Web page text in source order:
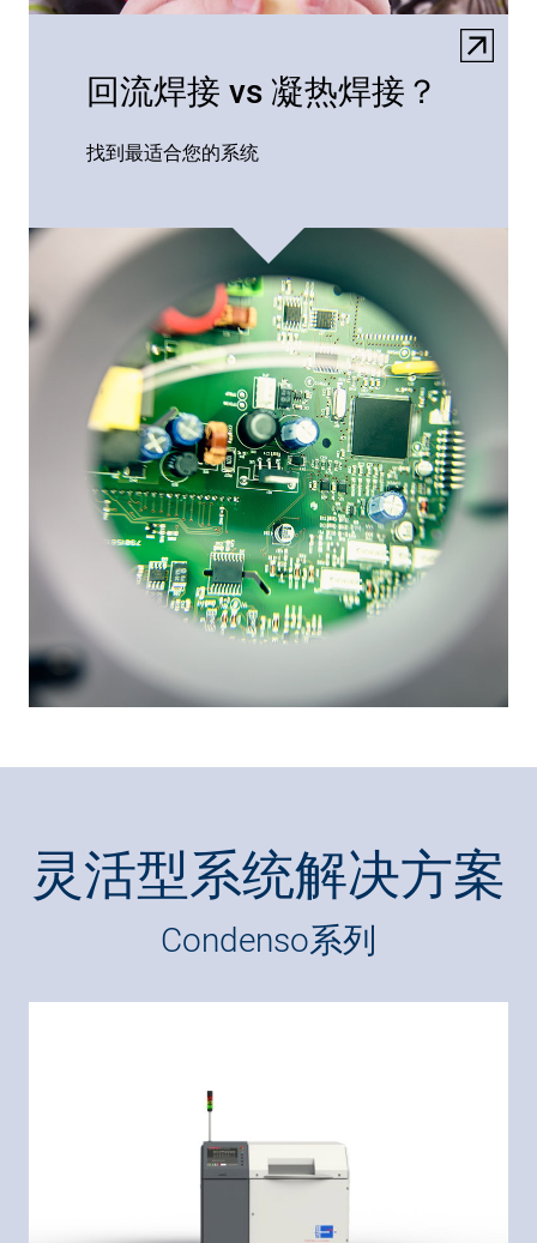
回流焊接 vs 凝热焊接？
找到最适合您的系统
灵活型系统解决方案
Condenso系列